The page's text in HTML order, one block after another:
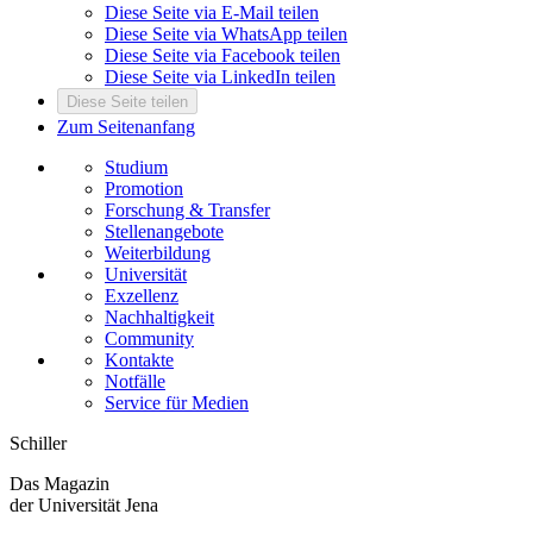
Diese Seite via E-Mail teilen
Diese Seite via WhatsApp teilen
Diese Seite via Facebook teilen
Diese Seite via LinkedIn teilen
Diese Seite teilen
Zum Seitenanfang
Studium
Promotion
Forschung & Transfer
Stellenangebote
Weiterbildung
Universität
Exzellenz
Nachhaltigkeit
Community
Kontakte
Notfälle
Service für Medien
Schiller
Das Magazin
der Universität Jena